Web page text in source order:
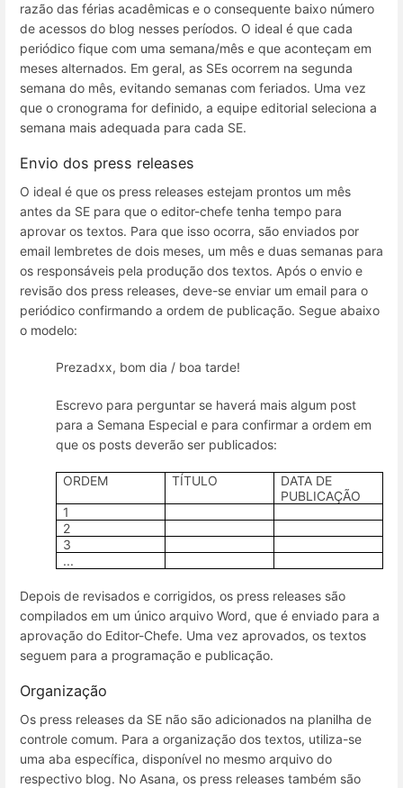
razão das férias acadêmicas e o consequente baixo número
de acessos do blog nesses períodos. O ideal é que cada
periódico fique com uma semana/mês e que aconteçam em
meses alternados. Em geral, as SEs ocorrem na segunda
semana do mês, evitando semanas com feriados. Uma vez
que o cronograma for definido, a equipe editorial seleciona a
semana mais adequada para cada SE.
Envio dos press releases
O ideal é que os press releases estejam prontos um mês
antes da SE para que o editor-chefe tenha tempo para
aprovar os textos. Para que isso ocorra, são enviados por
email lembretes de dois meses, um mês e duas semanas para
os responsáveis pela produção dos textos. Após o envio e
revisão dos press releases, deve-se enviar um email para o
periódico confirmando a ordem de publicação. Segue abaixo
o modelo:
Prezadxx, bom dia / boa tarde!
Escrevo para perguntar se haverá mais algum post
para a Semana Especial e para confirmar a ordem em
que os posts deverão ser publicados:
ORDEM TÍTULO
DATA DE
PUBLICAÇÃO
1
2
3
...
Depois de revisados e corrigidos, os press releases são
compilados em um único arquivo Word, que é enviado para a
aprovação do Editor-Chefe. Uma vez aprovados, os textos
seguem para a programação e publicação.
Organização
Os press releases da SE não são adicionados na planilha de
controle comum. Para a organização dos textos, utiliza-se
uma aba específica, disponível no mesmo arquivo do
respectivo blog. No Asana, os press releases também são